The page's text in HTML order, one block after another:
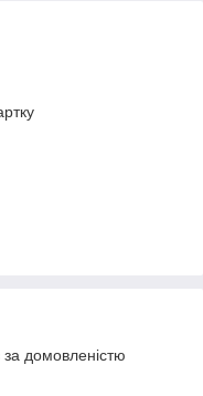
домовленістю